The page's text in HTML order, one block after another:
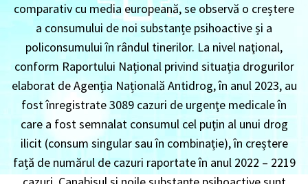
comparativ cu media europeană, se observă o creștere
a consumului de noi substanțe psihoactive și a
policonsumului în rândul tinerilor. La nivel naţional,
conform Raportului Național privind situația drogurilor
elaborat de Agenția Națională Antidrog, în anul 2023, au
fost înregistrate 3089 cazuri de urgenţe medicale în
care a fost semnalat consumul cel puţin al unui drog
ilicit (consum singular sau în combinație), în creștere
față de numărul de cazuri raportate în anul 2022 – 2219